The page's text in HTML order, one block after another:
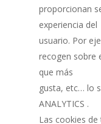
proporcionan
experiencia del
usuario. Por
recogen sobre
que más
gusta, etc… lo
ANALYTICS .
Las cookies